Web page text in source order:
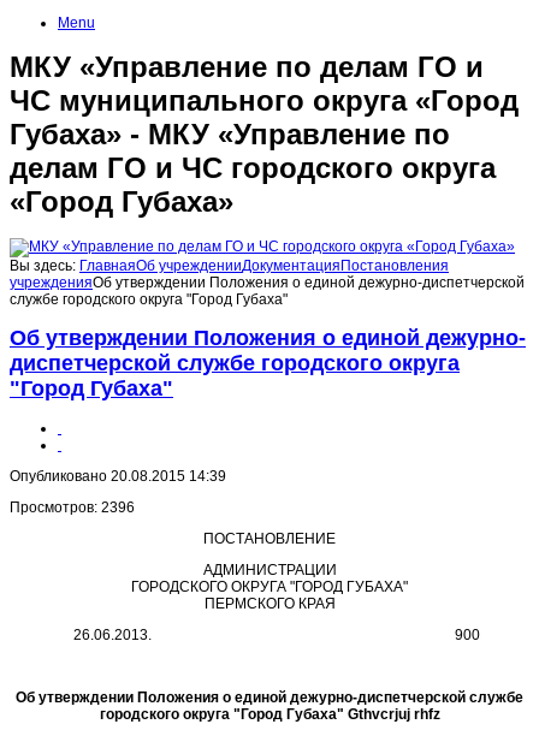
Menu
МКУ «Управление по делам ГО и
ЧС муниципального округа «Город
Губаха» - МКУ «Управление по
делам ГО и ЧС городского округа
«Город Губаха»
Вы здесь: ГлавнаяОб учрежденииДокументация Постановления
учрежденияОб утверждении Положения о единой дежурно-диспетчерской
службе городского округа "Город Губаха"
Об утверждении Положения о единой дежурно-
диспетчерской службе городского округа
"Город Губаха"
Опубликовано 20.08.2015 14:39
Просмотров: 2396
ПОСТАНОВЛЕНИЕ
АДМИНИСТРАЦИИ
ГОРОДСКОГО ОКРУГА "ГОРОД ГУБАХА"
ПЕРМСКОГО КРАЯ
26.06.2013. 900
Об утверждении Положения о единой дежурно-диспетчерской службе
городского округа "Город Губаха" Gthvcrjuj rhfz